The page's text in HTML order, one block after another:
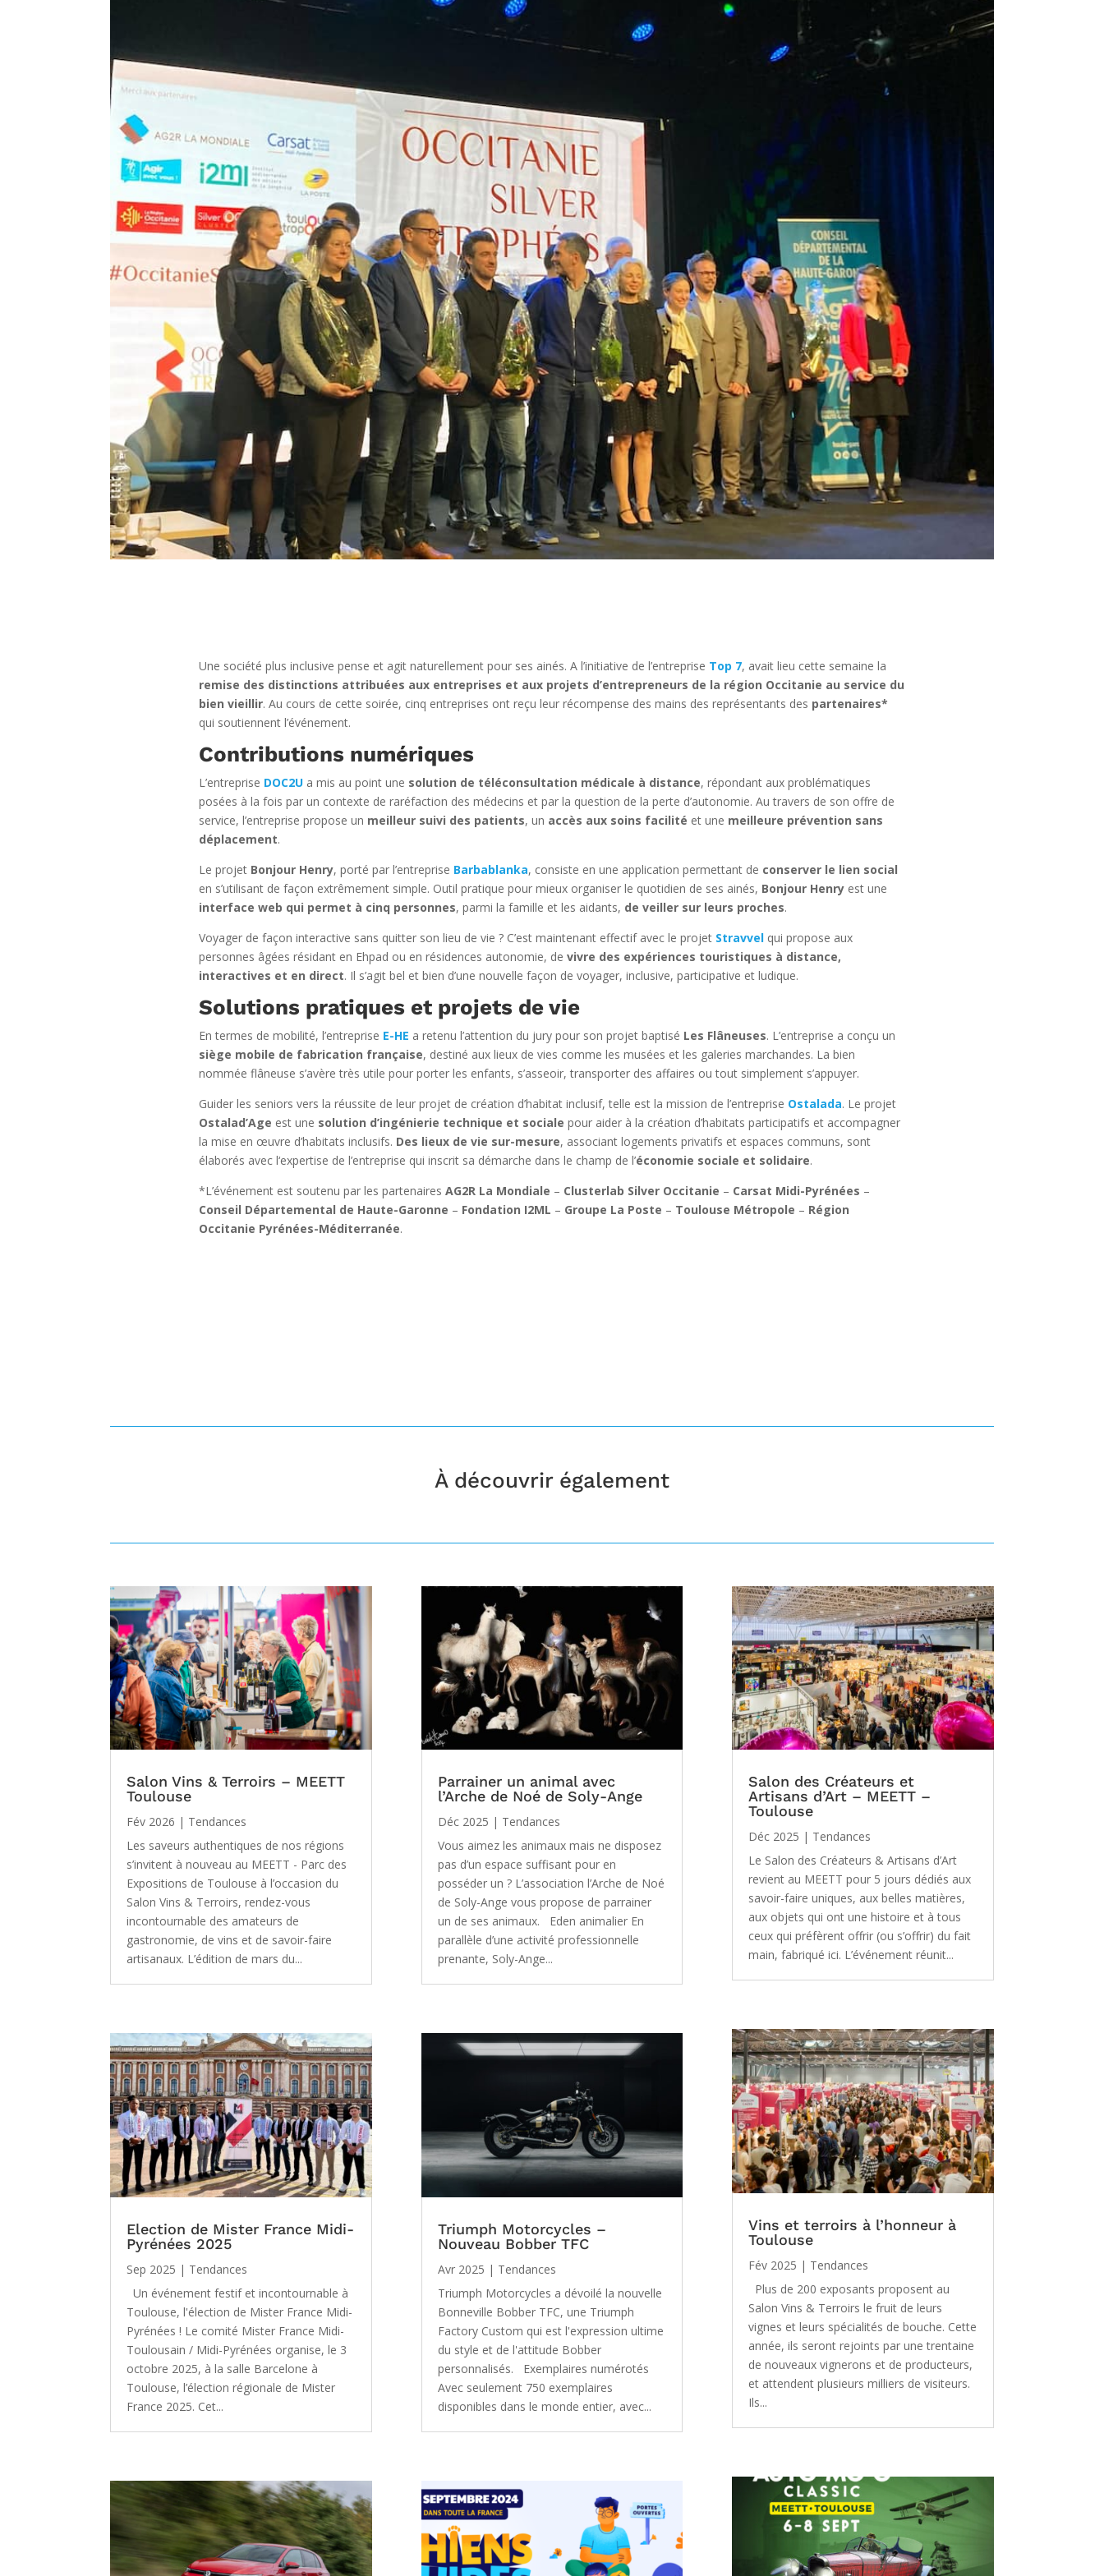
Une société plus inclusive pense et agit naturellement pour ses ainés. A l’initiative de l’entreprise Top 7, avait lieu cette semaine la
remise des distinctions attribuées aux entreprises et aux projets d’entrepreneurs de la région Occitanie au service du
bien vieillir. Au cours de cette soirée, cinq entreprises ont reçu leur récompense des mains des représentants des partenaires*
qui soutiennent l’événement.
Contributions numériques
L’entreprise DOC2Ua mis au point une solution de téléconsultation médicale à distance, répondant aux problématiques
posées à la fois par un contexte de raréfaction des médecins et par la question de la perte d’autonomie. Au travers de son offre de
service, l’entreprise propose un meilleur suivi des patients, un accès aux soins facilité et une meilleure prévention sans
déplacement.
Le projet Bonjour Henry, porté par l’entreprise Barbablanka, consiste en une application permettant de conserver le lien social
en s’utilisant de façon extrêmement simple. Outil pratique pour mieux organiser le quotidien de ses ainés, Bonjour Henryest une
interface web qui permet à cinq personnes, parmi la famille et les aidants, de veiller sur leurs proches.
Voyager de façon interactive sans quitter son lieu de vie ? C’est maintenant effectif avec le projet Stravvelqui propose aux
personnes âgées résidant en Ehpad ou en résidences autonomie, de vivre des expériences touristiques à distance,
interactives et en direct. Il s’agit bel et bien d’une nouvelle façon de voyager, inclusive, participative et ludique.
Solutions pratiques et projets de vie
En termes de mobilité, l’entreprise E-HE a retenu l’attention du jury pour son projet baptisé Les Flâneuses. L’entreprise a conçu un
siège mobile de fabrication française, destiné aux lieux de vies comme les musées et les galeries marchandes. La bien
nommée flâneuse s’avère très utile pour porter les enfants, s’asseoir, transporter des affaires ou tout simplement s’appuyer.
Guider les seniors vers la réussite de leur projet de création d’habitat inclusif, telle est la mission de l’entreprise Ostalada. Le projet
Ostalad’Age est une solution d’ingénierie technique et sociale pour aider à la création d’habitats participatifs et accompagner
la mise en œuvre d’habitats inclusifs. Des lieux de vie sur-mesure, associant logements privatifs et espaces communs, sont
élaborés avec l‘expertise de l’entreprise qui inscrit sa démarche dans le champ de l’économie sociale et solidaire.
*L’événement est soutenu par les partenaires AG2R La Mondiale – Clusterlab Silver Occitanie – Carsat Midi-Pyrénées –
Conseil Départemental de Haute-Garonne – Fondation I2ML – Groupe La Poste – Toulouse Métropole – Région
Occitanie Pyrénées-Méditerranée.
À découvrir également
Salon Vins & Terroirs – MEETT
Toulouse
Fév 2026 | Tendances
Les saveurs authentiques de nos régions
s’invitent à nouveau au MEETT - Parc des
Expositions de Toulouse à l’occasion du
Salon Vins & Terroirs, rendez-vous
incontournable des amateurs de
gastronomie, de vins et de savoir-faire
artisanaux. L’édition de mars du...
Election de Mister France Midi-
Pyrénées 2025
Sep 2025 | Tendances
Un événement festif et incontournable à
Toulouse, l'élection de Mister France Midi-
Pyrénées ! Le comité Mister France Midi-
Toulousain / Midi-Pyrénées organise, le 3
octobre 2025, à la salle Barcelone à
Toulouse, l’élection régionale de Mister
France 2025. Cet...
Parrainer un animal avec
l’Arche de Noé de Soly-Ange
Déc 2025 | Tendances
Vous aimez les animaux mais ne disposez
pas d’un espace suffisant pour en
posséder un ? L’association l’Arche de Noé
de Soly-Ange vous propose de parrainer
un de ses animaux. Eden animalier En
parallèle d’une activité professionnelle
prenante, Soly-Ange...
Triumph Motorcycles –
Nouveau Bobber TFC
Avr 2025 | Tendances
Triumph Motorcycles a dévoilé la nouvelle
Bonneville Bobber TFC, une Triumph
Factory Custom qui est l'expression ultime
du style et de l'attitude Bobber
personnalisés. Exemplaires numérotés
Avec seulement 750 exemplaires
disponibles dans le monde entier, avec...
Salon des Créateurs et
Artisans d’Art – MEETT –
Toulouse
Déc 2025 | Tendances
Le Salon des Créateurs & Artisans d’Art
revient au MEETT pour 5 jours dédiés aux
savoir-faire uniques, aux belles matières,
aux objets qui ont une histoire et à tous
ceux qui préfèrent offrir (ou s’offrir) du fait
main, fabriqué ici. L’événement réunit...
Vins et terroirs à l’honneur à
Toulouse
Fév 2025 | Tendances
Plus de 200 exposants proposent au
Salon Vins & Terroirs le fruit de leurs
vignes et leurs spécialités de bouche. Cette
année, ils seront rejoints par une trentaine
de nouveaux vignerons et de producteurs,
et attendent plusieurs milliers de visiteurs.
Ils...